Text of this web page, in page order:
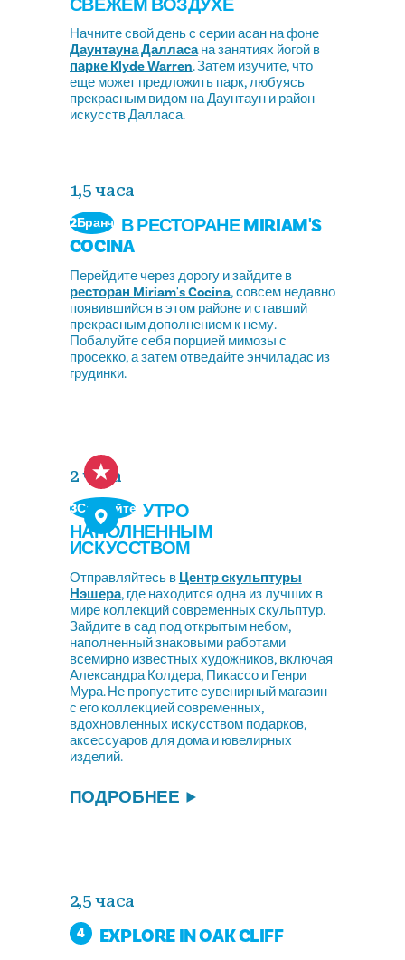
СВЕЖЕМ ВОЗДУХЕ
Начните свой день с серии асан на фоне
Даунтауна Далласана занятиях йогой в
парке Klyde Warren. Затем изучите, что
еще может предложить парк, любуясь
прекрасным видом на Даунтаун и район
искусств Далласа.
1,5 часа
2Бранч В РЕСТОРАНЕ MIRIAM'S
COCINA
Перейдите через дорогу и зайдите в
ресторан Miriam's Cocina, совсем недавно
появившийся в этом районе и ставший
прекрасным дополнением к нему.
Побалуйте себя порцией мимозы с
просекко, а затем отведайте энчиладас из
грудинки.
2 часа
3Сделайте УТРО
НАПОЛНЕННЫМ
ИСКУССТВОМ
Отправляйтесь в Центр скульптуры
Нэшера, где находится одна из лучших в
мире коллекций современных скульптур.
Зайдите в сад под открытым небом,
наполненный знаковыми работами
всемирно известных художников, включая
Александра Колдера, Пикассо и Генри
Мура. Не пропустите сувенирный магазин
с его коллекцией современных,
вдохновленных искусством подарков,
аксессуаров для дома и ювелирных
изделий.
ПОДРОБНЕЕ
2,5 часа
4 EXPLORE IN OAK CLIFF